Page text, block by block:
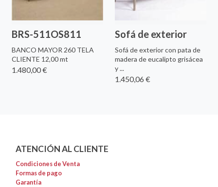
BRS-511OS811
BANCO MAYOR 260 TELA
CLIENTE 12,00 mt
1.480,00 €
Sofá de exterior
Sofá de exterior con pata de
madera de eucalipto grisácea
y ...
1.450,06 €
ATENCIÓN AL CLIENTE
Condiciones de Venta
Formas de pago
Garantía